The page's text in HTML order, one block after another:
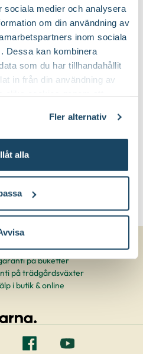
sociala medier och analysera
om din användning av
inom sociala
Dessa kan kombinera
som du har tillhandahållit
in från din användning av
Fler alternativ
alla
på buketter
på trädgårdsväxter
i butik & online